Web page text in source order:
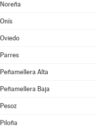
Noreña
Onís
Oviedo
Parres
Peñamellera Alta
Peñamellera Baja
Pesoz
Piloña